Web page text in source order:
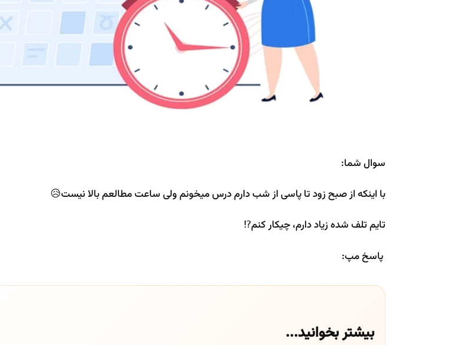
سوال شما:
با اینکه از صبح زود تا پاسی از شب دارم درس میخونم ولی ساعت مطالعم بالا نیست😥
تایم تلف شده زیاد دارم، چیکار کنم⁉️
پاسخ مپ:
بیشتر بخوانید...